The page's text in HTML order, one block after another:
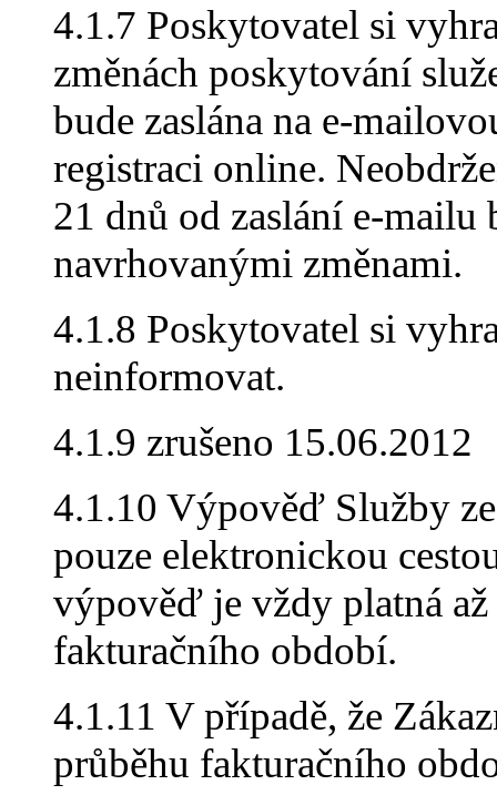
4.1.7 Poskytovatel si
změnách poskytování
bude zaslána na e-
registraci online.
21 dnů od zaslání e-mailu
navrhovanými změnami.
4.1.8 Poskytovatel si
neinformovat.
4.1.9 zrušeno 15.06.2012
4.1.10 Výpověď Služby
pouze elektronickou
výpověď je vždy platná
fakturačního období.
4.1.11 V případě, že
průběhu fakturačního